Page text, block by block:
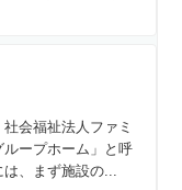
会福祉法人ファミ
ープホーム」と呼
、まず施設の...